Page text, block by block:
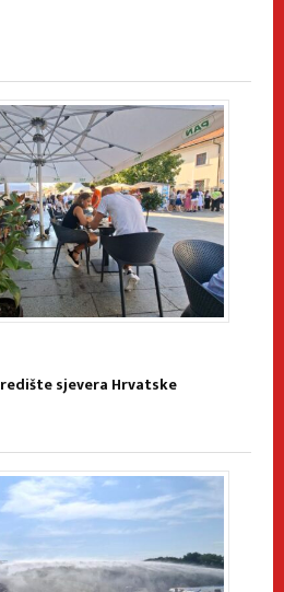
sjevera Hrvatske